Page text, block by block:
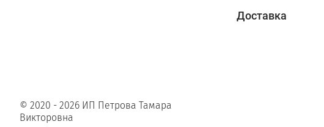
© 2020 - 2026 ИП Петрова Тамара
Викторовна
Доставка